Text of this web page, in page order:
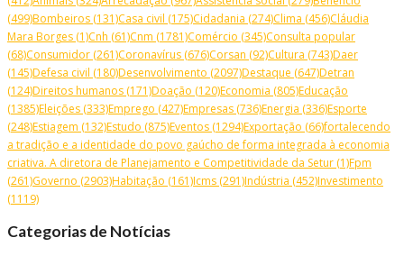
(499)Bombeiros (131)Casa civil (175)Cidadania (274)Clima (456)Cláudia
Mara Borges (1)Cnh (61)Cnm (1781)Comércio (345)Consulta popular
(68)Consumidor (261)Coronavírus (676)Corsan (92)Cultura (743)Daer
(145)Defesa civil (180)Desenvolvimento (2097)Destaque (647)Detran
(124)Direitos humanos (171)Doação (120)Economia (805)Educação
(1385)Eleições (333)Emprego (427)Empresas (736)Energia (336)Esporte
(248)Estiagem (132)Estudo (875)Eventos (1294)Exportação (66)fortalecendo
a tradição e a identidade do povo gaúcho de forma integrada à economia
criativa. A diretora de Planejamento e Competitividade da Setur (1)Fpm
(261)Governo (2903)Habitação (161)Icms (291)Indústria (452)Investimento
(1119)
Categorias de Notícias